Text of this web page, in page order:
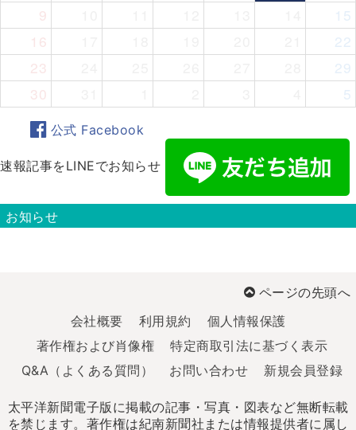
9
15
16
22
23
29
30
5
公式 Facebook
速報記事をLINEでお知らせ
お知らせ
ページの先頭へ
会社概要
利用規約
個人情報保護
著作権および肖像権
特定商取引法に基づく表示
Q&A（よくある質問）
お問い合わせ 新規会員登録
太平洋新聞電子版に掲載の記事・写真・図表など無断転載
を禁じます。著作権は紀南新聞社または情報提供者に属し